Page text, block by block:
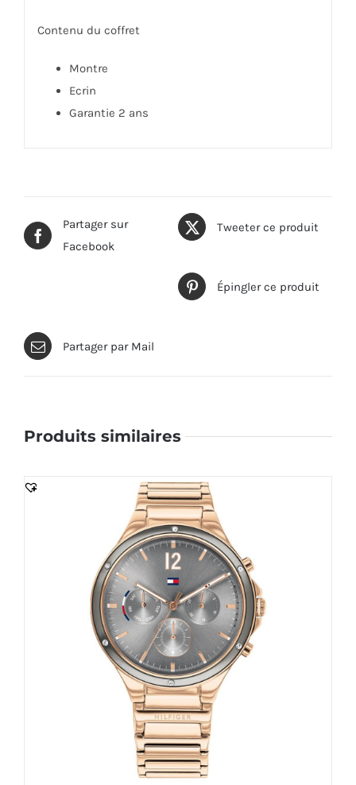
Contenu du coffret
Montre
Ecrin
Garantie 2 ans
Partager sur
Facebook
Tweeter ce produit
Épingler ce produit
Partager par Mail
Produits similaires